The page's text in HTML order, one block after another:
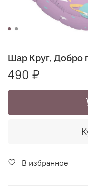
Шар Круг, Добро
490 ₽
В избранное